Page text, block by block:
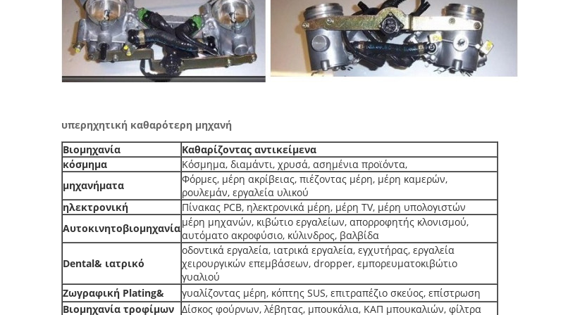
υπερηχητική καθαρότερη μηχανή
Βιομηχανία
Καθαρίζοντας αντικείμενα
κόσμημα
Κόσμημα, διαμάντι, χρυσά, ασημένια προϊόντα,
μηχανήματα
Φόρμες, μέρη ακρίβειας, πιέζοντας μέρη, μέρη καμερών,
ρουλεμάν, εργαλεία υλικού
ηλεκτρονική
Πίνακας PCB, ηλεκτρονικά μέρη, μέρη TV, μέρη υπολογιστών
Αυτοκινητοβιομηχανίαμέρη μηχανών, κιβώτιο εργαλείων, απορροφητής κλονισμού,
αυτόματο ακροφύσιο, κύλινδρος, βαλβίδα
Dental& ιατρικό
οδοντικά εργαλεία, ιατρικά εργαλεία, εγχυτήρας, εργαλεία
χειρουργικών επεμβάσεων, dropper, εμπορευματοκιβώτιο
γυαλιού
Ζωγραφική Plating&
γυαλίζοντας μέρη, κόπτης SUS, επιτραπέζιο σκεύος, επίστρωση
Βιομηχανία τροφίμων Δίσκος φούρνων, λέβητας, μπουκάλια, ΚΑΠ μπουκαλιών, φίλτρα